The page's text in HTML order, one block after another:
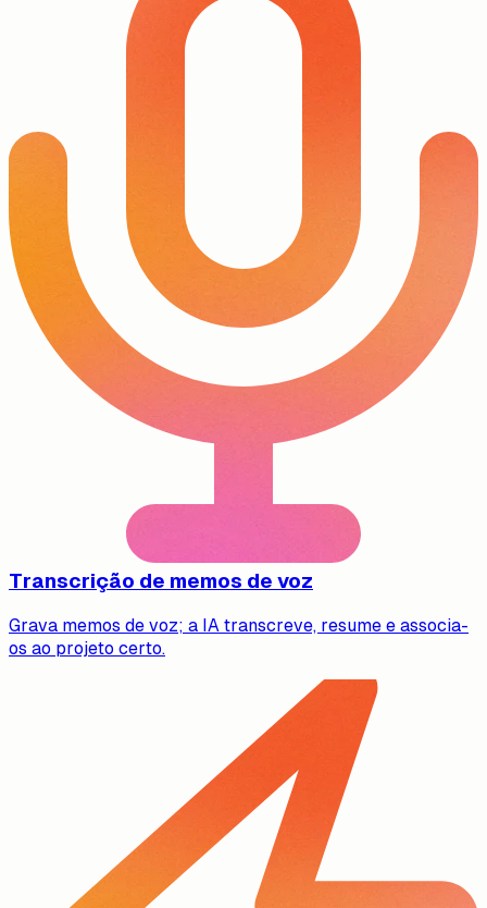
Transcrição de memos de voz
Grava memos de voz; a IA transcreve, resume e associa-
os ao projeto certo.